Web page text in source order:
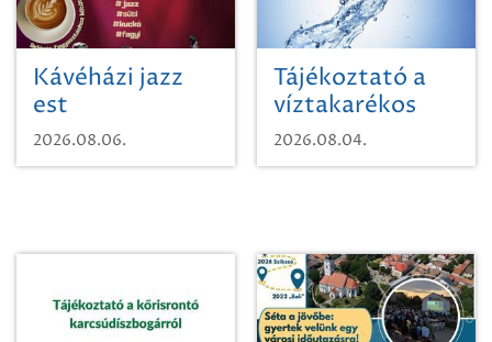
Kávéházi jazz
est
2026.08.06.
Tájékoztató a
víztakarékos
vízhasználatról
2026.08.04.